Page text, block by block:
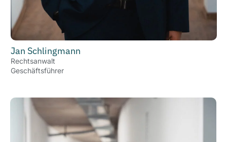
Jan Schlingmann
Rechtsanwalt
Geschäftsführer